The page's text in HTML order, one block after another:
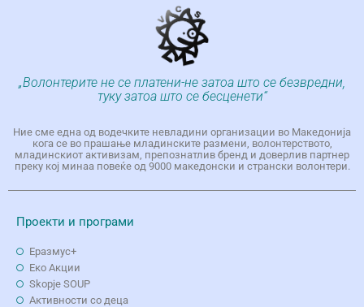
„Волонтерите не се платени-не затоа што се безвредни,
туку затоа што се бесценети“
Ние сме една од водечките невладини организации во Македонија
кога се во прашање младинските размени, волонтерството,
младинскиот активизам, препознатлив бренд и доверлив партнер
преку кој минаа повеќе од 9000 македонски и странски волонтери.
Проекти и програми
Еразмус+
Еко Aкции
Skopje SOUP
Активности со деца